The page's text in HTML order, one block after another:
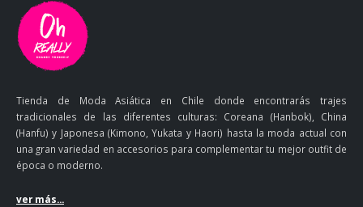
Tienda de Moda Asiática en Chile donde encontrarás trajes
tradicionales de las diferentes culturas: Coreana (Hanbok), China
(Hanfu) y Japonesa (Kimono, Yukata y Haori) hasta la moda actual con
una gran variedad en accesorios para complementar tu mejor outfit de
época o moderno.
ver más...